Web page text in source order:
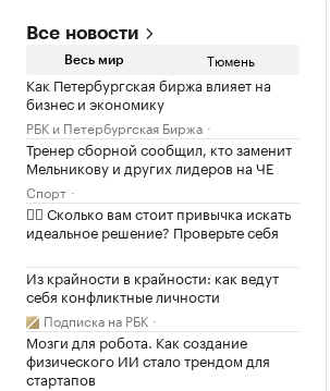
Все новости
Весь мир Тюмень
Как Петербургская биржа влияет на
бизнес и экономику
РБК и Петербургская Биржа
Тренер сборной сообщил, кто заменит
Мельникову и других лидеров на ЧЕ
Спорт
✍🏻 Сколько вам стоит привычка искать
идеальное решение? Проверьте себя
Из крайности в крайности: как ведут
себя конфликтные личности
Подписка на РБК
Мозги для робота. Как создание
физического ИИ стало трендом для
стартапов